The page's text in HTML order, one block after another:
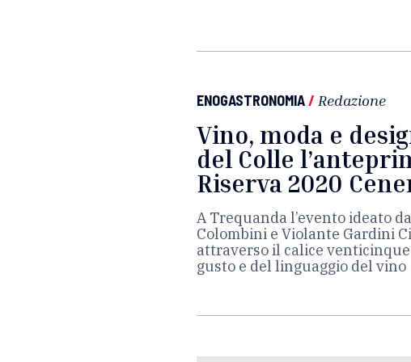
ENOGASTRONOMIA/ Redazione
Vino, moda e
del Colle
Riserva 2020
A Trequanda l’evento ideato
Colombini e Violante Gardini
attraverso il calice
gusto e del linguaggio del vino